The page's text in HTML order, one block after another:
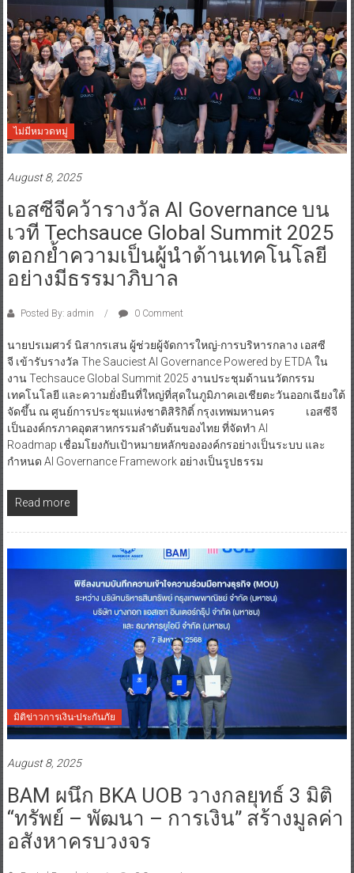
ไม่มีหมวดหมู่
August 8, 2025
เอสซีจีคว้ารางวัล AI Governance บน
เวที Techsauce Global Summit 2025
ตอกย้ำความเป็นผู้นำด้านเทคโนโลยี
อย่างมีธรรมาภิบาล
Posted By: admin 0 Comment
นายปรเมศวร์ นิสากรเสน ผู้ช่วยผู้จัดการใหญ่-การบริหารกลาง เอสซี
จี เข้ารับรางวัล The Sauciest AI Governance Powered by ETDA ใน
งาน Techsauce Global Summit 2025 งานประชุมด้านนวัตกรรม
เทคโนโลยี และความยั่งยืนที่ใหญ่ที่สุดในภูมิภาคเอเชียตะวันออกเฉียงใต้
จัดขึ้น ณ ศูนย์การประชุมแห่งชาติสิริกิติ์ กรุงเทพมหานคร เอสซีจี
เป็นองค์กรภาคอุตสาหกรรมลำดับต้นของไทย ที่จัดทำ AI
Roadmap เชื่อมโยงกับเป้าหมายหลักขององค์กรอย่างเป็นระบบ และ
กำหนด AI Governance Framework อย่างเป็นรูปธรรม
Read more
มิติข่าวการเงิน-ประกันภัย
August 8, 2025
BAM ผนึก BKA UOB วางกลยุทธ์ 3 มิติ
“ทรัพย์ – พัฒนา – การเงิน” สร้างมูลค่า
อสังหาครบวงจร